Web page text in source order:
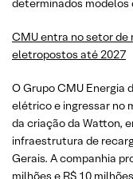
determinados modelos
CMU entra no setor de
eletropostos até 2027
O Grupo CMU Energia
elétrico e ingressar no
da criação da Watton,
infraestrutura de
Gerais. A companhia
milhões e R$ 10